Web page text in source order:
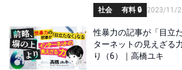
社会 有料 🔒 2023/11/
性暴力の記事が「目立
ターネットの見えざる
り（6）｜高橋ユキ